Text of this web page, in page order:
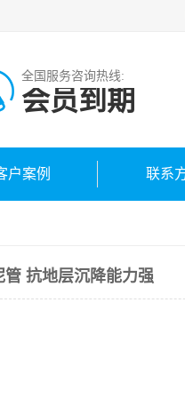
全国服务咨询热线:
会员到期
户案例 联系
抗地层沉降能力强